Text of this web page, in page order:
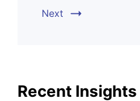
Next
Recent Insights